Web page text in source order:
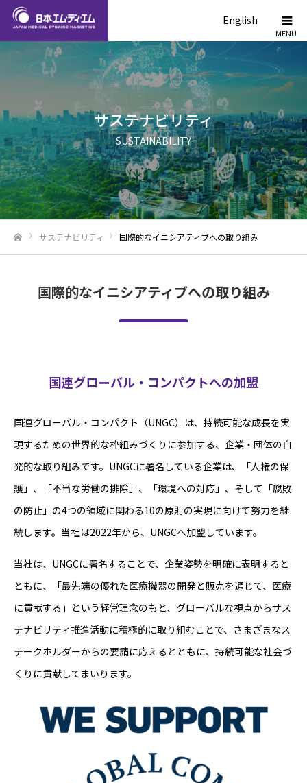
English
サステナビリティ
SUSTAINABILITY
サステナビリティ 国際的なイニシアティブへの取り組み
国際的なイニシアティブへの取り組み
国連グローバル・コンパクトへの加盟
国連グローバル・コンパクト（UNGC）は、持続可能な成長を実
現するための世界的な枠組みづくりに参加する、企業・団体の自
発的な取り組みです。UNGCに署名している企業は、「人権の保
護」、「不当な労働の排除」、「環境への対応」、そして「腐敗
の防止」の4つの領域に関わる10の原則の実現に向けて努力を継
続します。当社は2022年から、UNGCへ加盟しています。
当社は、UNGCに署名することで、企業姿勢を明確に表明すると
ともに、「最先端の優れた医療機器の開発と販売を通じて、医療
に貢献する」という経営理念のもと、グローバルな視点からサス
テナビリティ推進活動に積極的に取り組むことで、さまざまなス
テークホルダーからの要請に応えるとともに、持続可能な社会づ
くりに貢献してまいります。